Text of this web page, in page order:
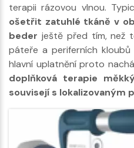
terapii rázovou vlnou.
ošetřit zatuhlé tkáně v
beder ještě před tím, než
páteře a periferních kloubů
hlavní uplatnění proto
doplňková terapie
souvisejí s lokalizovaným